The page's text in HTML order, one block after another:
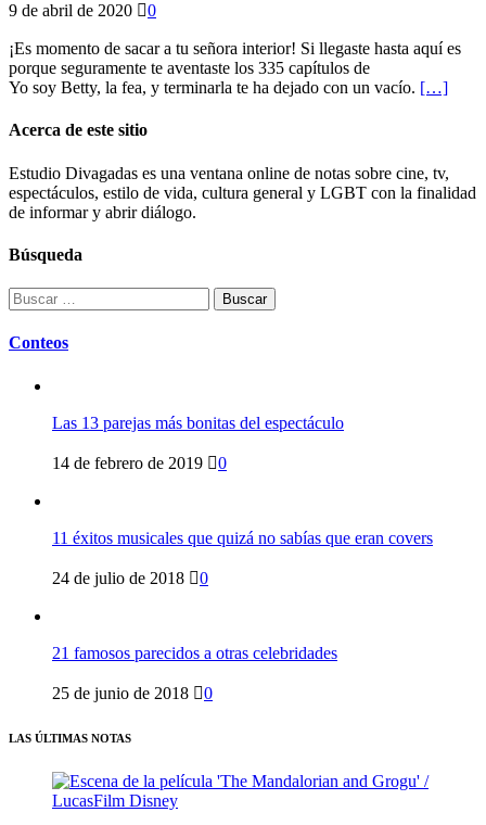
9 de abril de 2020 0
¡Es momento de sacar a tu señora interior! Si llegaste hasta aquí es
porque seguramente te aventaste los 335 capítulos de
Yo soy Betty, la fea, y terminarla te ha dejado con un vacío. […]
Acerca de este sitio
Estudio Divagadas es una ventana online de notas sobre cine, tv,
espectáculos, estilo de vida, cultura general y LGBT con la finalidad
de informar y abrir diálogo.
Búsqueda
Buscar:
Conteos
Las 13 parejas más bonitas del espectáculo
14 de febrero de 2019 0
11 éxitos musicales que quizá no sabías que eran covers
24 de julio de 2018 0
21 famosos parecidos a otras celebridades
25 de junio de 2018 0
LAS ÚLTIMAS NOTAS